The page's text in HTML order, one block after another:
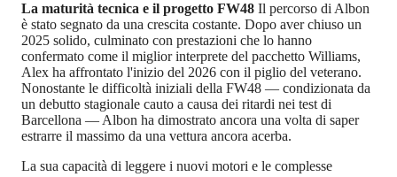
La maturità tecnica e il progetto FW48 Il percorso di Albon
è stato segnato da una crescita costante. Dopo aver chiuso un
2025 solido, culminato con prestazioni che lo hanno
confermato come il miglior interprete del pacchetto Williams,
Alex ha affrontato l'inizio del 2026 con il piglio del veterano.
Nonostante le difficoltà iniziali della FW48 — condizionata da
un debutto stagionale cauto a causa dei ritardi nei test di
Barcellona — Albon ha dimostrato ancora una volta di saper
estrarre il massimo da una vettura ancora acerba.
La sua capacità di leggere i nuovi motori e le complesse